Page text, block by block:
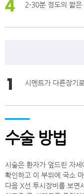
2-30분 정도의 짧은
시멘트가 다른장기
수술 방
시술은 환자가 엎드린 자
확인하고 이 부위에 국소
다음 X선 투시장비를 보면